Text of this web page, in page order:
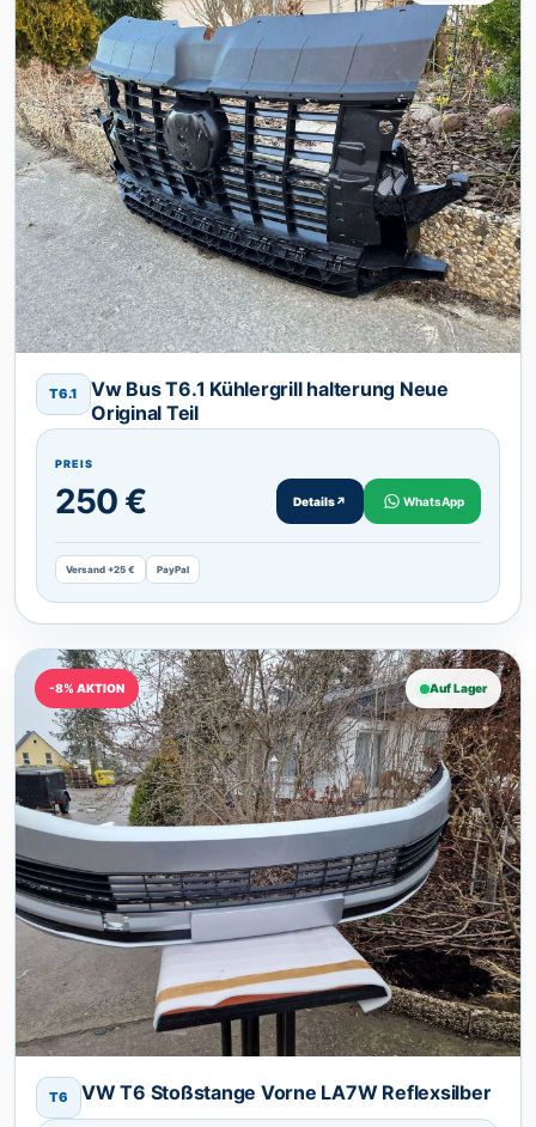
T6.1
Vw Bus T6.1 Kühlergrill halterung Neue
Original Teil
PREIS
250 € Details↗ WhatsApp
Versand +25 € PayPal
-8% AKTION Auf Lager
T6 VW T6 Stoßstange Vorne LA7W Reflexsilber